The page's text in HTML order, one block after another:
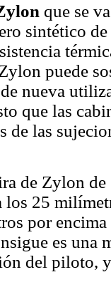
que se
sintético de
puede
nueva
que las
de las
de Zylon de
los 25
por
es una
del piloto,